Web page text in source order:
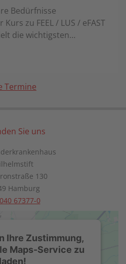
Bedürfnisse
zu FEEL / LUS / eFAST
die wichtigsten…
Termine
Sie uns
130
Hamburg
040 67377-0
Ihre Zustimmung,
Maps-Service zu
laden!